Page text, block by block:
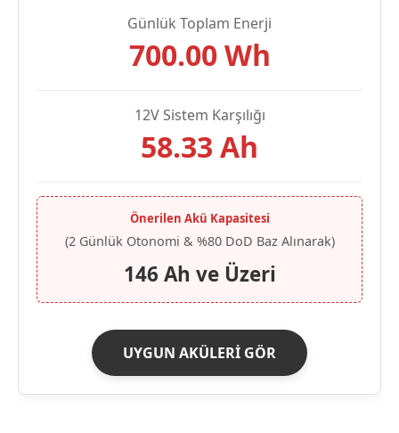
Günlük Toplam Enerji
700.00Wh
12V Sistem Karşılığı
58.33 Ah
Önerilen Akü Kapasitesi
(2 Günlük Otonomi & %80 DoD Baz Alınarak)
146 Ah ve Üzeri
UYGUN AKÜLERİ GÖR